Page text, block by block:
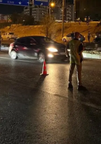
Kütahya
Malatya
Manisa
Kahramanmaraş
Mardin
Muğla